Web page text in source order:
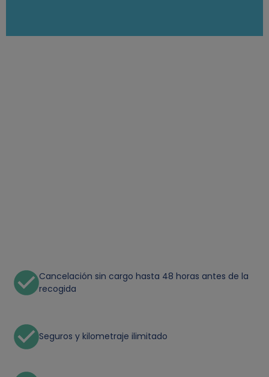
Cancelación sin cargo hasta 48 horas antes de la
recogida
Seguros y kilometraje ilimitado